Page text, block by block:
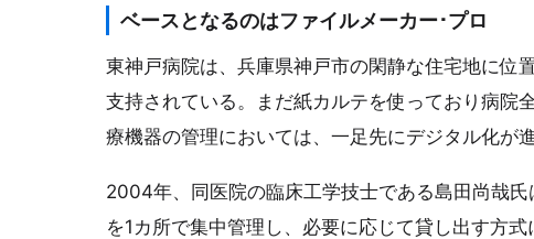
ベースとなるのはファイルメーカー･プロ
東神戸病院は、兵庫県神戸市の閑静な住宅地に位
支持されている。まだ紙カルテを使っており病院
療機器の管理においては、一足先にデジタル化が進
2004年、同医院の臨床工学技士である島田尚哉
を1カ所で集中管理し、必要に応じて貸し出す方